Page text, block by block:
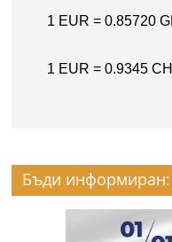
Бъди информиран: